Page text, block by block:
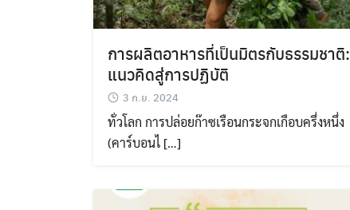
การผลิตอาหารที่เป็นมิตรกับธรรมชาติ:
แนวคิดสู่การปฏิบัติ
3 ก.ย. 2024
ทั่วโลก การปล่อยก๊าซเรือนกระจกเกือบครึ่งหนึ่ง
(คาร์บอนไ […]